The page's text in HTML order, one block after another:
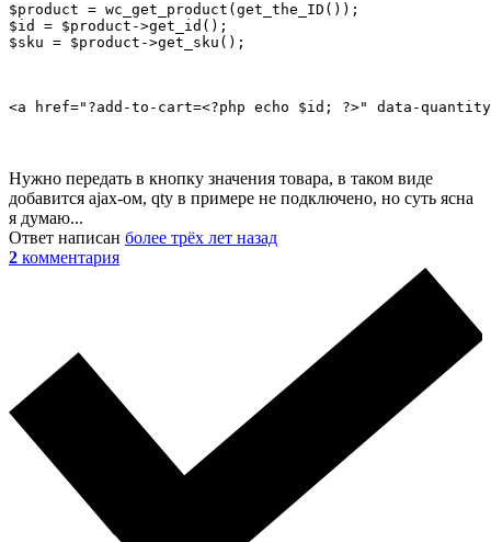
$product = wc_get_product(get_the_ID());
$id = $product->get_id();
$sku = $product->get_sku();
<a href="?add-to-cart=<?php echo $id; ?>" data-
Нужно передать в кнопку значения товара, в таком виде
добавится ajax-ом, qty в примере не подключено, но суть ясна
я думаю...
Ответ написан более трёх лет назад
2 комментария